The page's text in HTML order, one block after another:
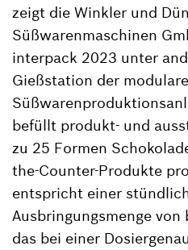
zeigt die Winkler und
Süßwarenmaschinen
interpack 2023 unter
Gießstation der
befüllt produkt- und
zu 25 Formen
the-Counter-Produkte
entspricht einer
Ausbringungsmenge von
das bei einer